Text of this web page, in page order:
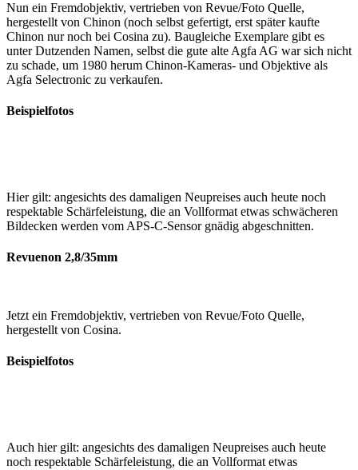
Nun ein Fremdobjektiv, vertrieben von Revue/Foto Quelle,
hergestellt von Chinon (noch selbst gefertigt, erst später kaufte
Chinon nur noch bei Cosina zu). Baugleiche Exemplare gibt es
unter Dutzenden Namen, selbst die gute alte Agfa AG war sich nicht
zu schade, um 1980 herum Chinon-Kameras- und Objektive als
Agfa Selectronic zu verkaufen.
Beispielfotos
Hier gilt: angesichts des damaligen Neupreises auch heute noch
respektable Schärfeleistung, die an Vollformat etwas schwächeren
Bildecken werden vom APS-C-Sensor gnädig abgeschnitten.
Revuenon 2,8/35mm
Jetzt ein Fremdobjektiv, vertrieben von Revue/Foto Quelle,
hergestellt von Cosina.
Beispielfotos
Auch hier gilt: angesichts des damaligen Neupreises auch heute
noch respektable Schärfeleistung, die an Vollformat etwas